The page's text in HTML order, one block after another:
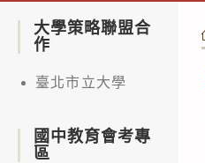
大學策略聯盟合
作
臺北市立大學
國中教育會考專
區